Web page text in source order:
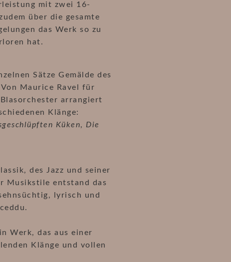
mit zwei 16-
über die gesamte
das Werk so zu
hat.
Sätze Gemälde des
Maurice Ravel für
arrangiert
Klänge:
Küken, Die
des Jazz und seiner
Musikstile entstand das
lyrisch und
Werk, das aus einer
Klänge und vollen